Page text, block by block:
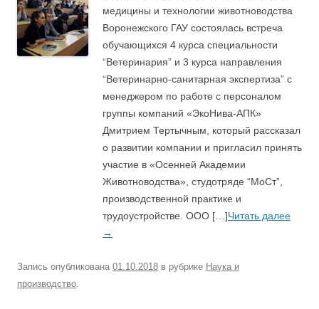
медицины и технологии животноводства
Воронежского ГАУ состоялась встреча
обучающихся 4 курса специальности
“Ветеринария” и 3 курса направления
“Ветеринарно-санитарная экспертиза” с
менеджером по работе с персоналом
группы компаний «ЭкоНива-АПК»
Дмитрием Тертычным, который рассказал
о развитии компании и пригласил принять
участие в «Осенней Академии
Животноводства», студотряде “МоСт”,
производственной практике и
трудоустройстве. ООО […]Читать далее
→
Запись опубликована 01.10.2018 в рубрике Наука и
производство